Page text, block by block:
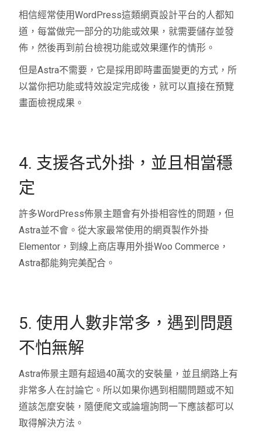
相信經常使用WordPress這類網頁設計平台的人都知
道，每當做完一部分的功能或效果，就需要儲存並發
佈，然後再到前台檢視功能或效果運作的情形。
但是Astra不需要，它是採用即時畫面變更的方式，所
以當你把功能或特效設定完成後，就可以直接在預覽
畫面檢視成果。
4. 支援各式外掛，並且相當穩
定
許多WordPress佈景主題會有外掛相容性的問題，但
Astra並不會。從大家最常使用的網頁製作外掛
Elementor，到線上商店專用外掛Woo Commerce，
Astra都能夠完美配合。
5. 使用人數非常多，遇到問題
不怕無解
Astra佈景主題有超過40萬次的安裝量，並且網路上有
非常多人在討論它。所以如果你遇到相關問題或不知
道該怎麼安裝，隨便爬文或論壇詢問一下應該都可以
取得解決方法。